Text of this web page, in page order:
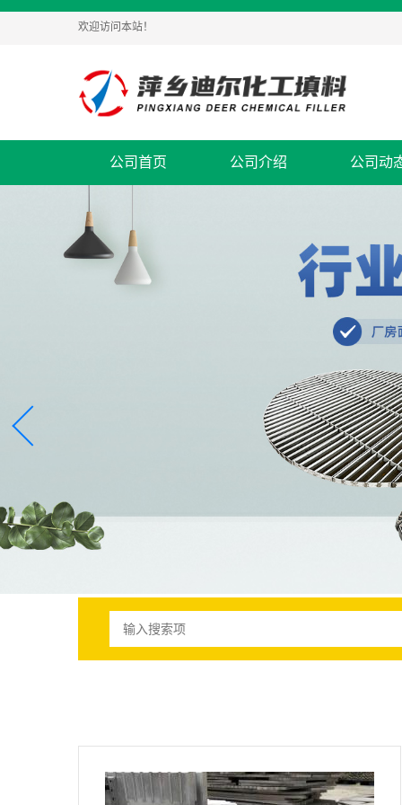
欢迎访问本站！
公司首页 公司介绍 公司动